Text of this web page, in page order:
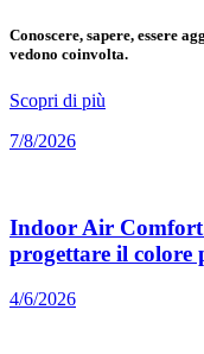
Conoscere, sapere, essere
vedono coinvolta.
Scopri di più
7/8/2026
Indoor Air
progettare il colore
4/6/2026